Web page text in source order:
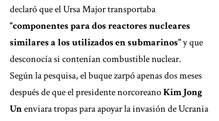
declaró que el Ursa Major transportaba
“componentes para dos reactores nucleares
similares a los utilizados en submarinos”y que
desconocía si contenían combustible nuclear.
Según la pesquisa, el buque zarpó apenas dos meses
después de que el presidente norcoreanoKim Jong
Unenviara tropas para apoyar la invasión de Ucrania